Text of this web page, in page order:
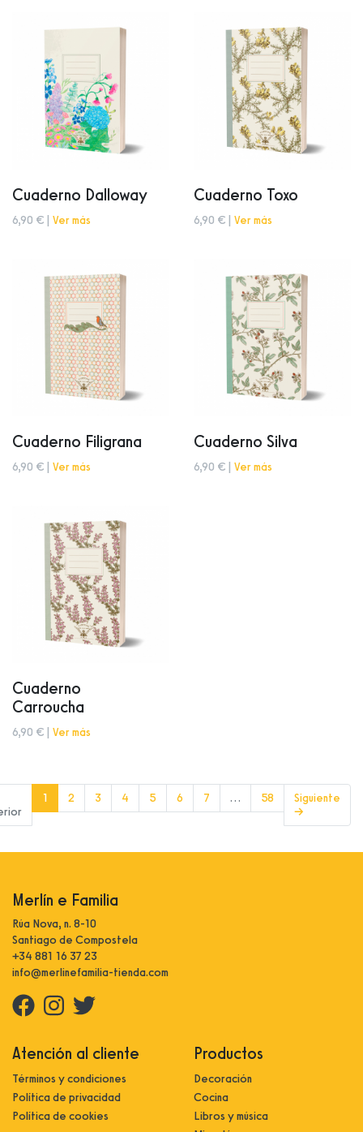
Cuaderno Dalloway
6,90 € | Ver más
Cuaderno Toxo
6,90 € | Ver más
Cuaderno Filigrana
6,90 € | Ver más
Cuaderno Silva
6,90 € | Ver más
Cuaderno
Carroucha
6,90 € | Ver más
1 (current)
2 3 4 5 6 7 … 58
Siguiente
→
Merlín e Familia
Rúa Nova, n. 8-10
Santiago de Compostela
+34 881 16 37 23
info@merlinefamilia-tienda.com
Atención al cliente
Términos y condiciones
Política de privacidad
Política de cookies
Productos
Decoración
Cocina
Libros y música